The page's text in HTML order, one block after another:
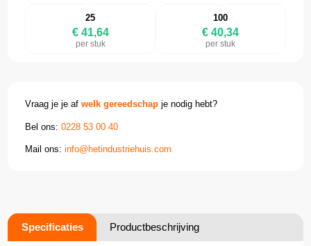
25
€ 41,64
per stuk
100
€ 40,34
per stuk
Vraag je je afwelk gereedschap je nodig hebt?
Bel ons:0228 53 00 40
Mail ons:info@hetindustriehuis.com
Specificaties Productbeschrijving